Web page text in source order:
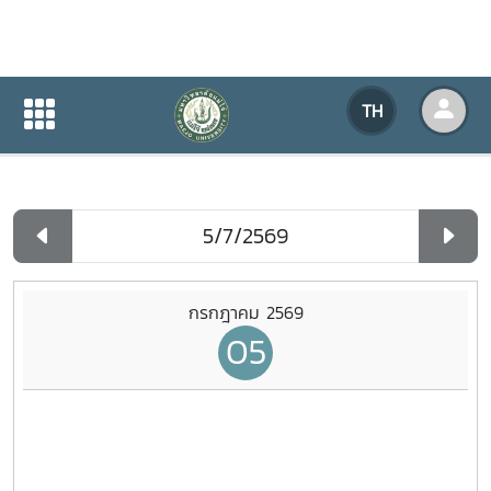
TH
ปฏิทินกิจกรรมของหน่วยงาน
ปฏิทินกิจกรรมของหน่วยงาน
กรกฎาคม 2569
05